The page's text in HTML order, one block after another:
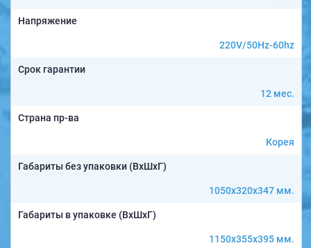
Напряжение
220V/50Hz-60hz
Срок гарантии
12 мес.
Страна пр-ва
Корея
Габариты без упаковки (ВxШxГ)
1050x320x347 мм.
Габариты в упаковке (ВxШxГ)
1150x355x395 мм.